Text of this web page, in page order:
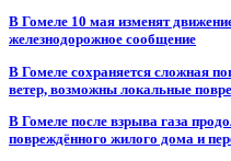
В Гомеле 10 мая изменят
железнодорожное сообщение
В Гомеле сохраняется сложная
ветер, возможны локальные
В Гомеле после взрыва газа
повреждённого жилого дома и